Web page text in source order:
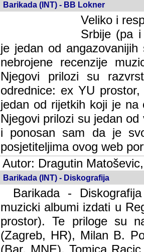
Barikada (INT) - BB Lokner
Veliko i
Srbije (pa i
jedan od angazovanijih
nebrojene recenzije
Njegovi prilozi su
odrednice: ex YU
jedan od rijetkih koji je
Njegovi prilozi su jedan
i ponosan sam da je
posjetiteljima ovog web
Autor: Dragutin
Barikada (INT) - Diskografija
Barikada -
muzicki albumi izdati u
prostor). Te priloge su
(Zagreb, HR), Milan B.
(Bar, MNE), Tomica